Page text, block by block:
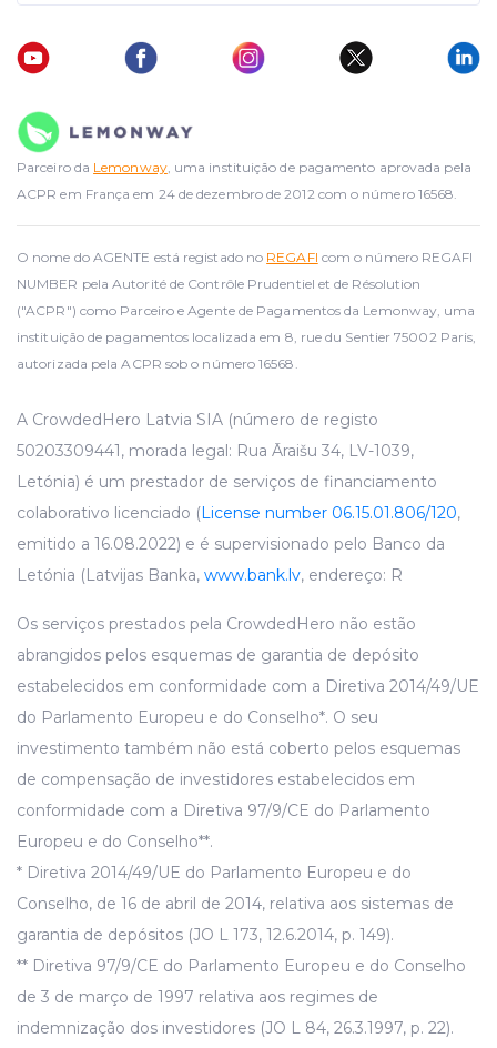
Parceiro da Lemonway, uma instituição de pagamento aprovada pela
ACPR em França em 24 de dezembro de 2012 com o número 16568.
O nome do AGENTE está registado no REGAFI com o número REGAFI
NUMBER pela Autorité de Contrôle Prudentiel et de Résolution
("ACPR") como Parceiro e Agente de Pagamentos da Lemonway, uma
instituição de pagamentos localizada em 8, rue du Sentier 75002 Paris,
autorizada pela ACPR sob o número 16568.
A CrowdedHero Latvia SIA (número de registo
50203309441, morada legal: Rua Āraišu 34, LV-1039,
Letónia) é um prestador de serviços de financiamento
colaborativo licenciado (License number 06.15.01.806/120,
emitido a 16.08.2022) e é supervisionado pelo Banco da
Letónia (Latvijas Banka, www.bank.lv, endereço: R
Os serviços prestados pela CrowdedHero não estão
abrangidos pelos esquemas de garantia de depósito
estabelecidos em conformidade com a Diretiva 2014/49/UE
do Parlamento Europeu e do Conselho*. O seu
investimento também não está coberto pelos esquemas
de compensação de investidores estabelecidos em
conformidade com a Diretiva 97/9/CE do Parlamento
Europeu e do Conselho**.
* Diretiva 2014/49/UE do Parlamento Europeu e do
Conselho, de 16 de abril de 2014, relativa aos sistemas de
garantia de depósitos (JO L 173, 12.6.2014, p. 149).
** Diretiva 97/9/CE do Parlamento Europeu e do Conselho
de 3 de março de 1997 relativa aos regimes de
indemnização dos investidores (JO L 84, 26.3.1997, p. 22).